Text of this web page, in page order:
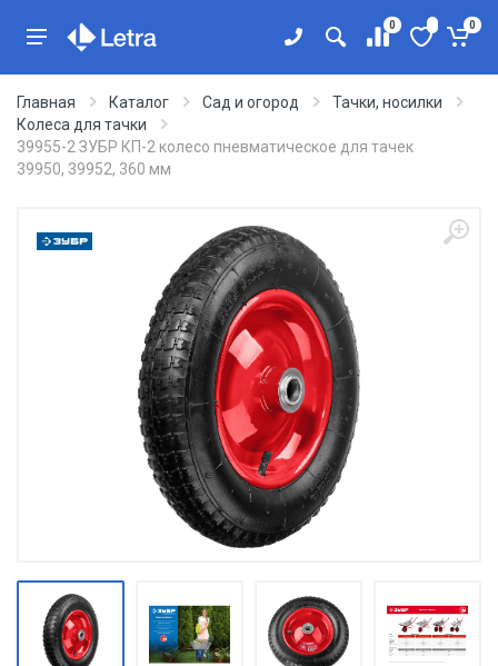
0 0
Главная Каталог Сад и огород
Тачки, носилки
Колеса для тачки
39955-2 ЗУБР КП-2 колесо пневматическое для тачек
39950, 39952, 360 мм